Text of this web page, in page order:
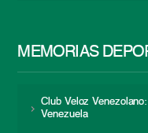
MEMORIAS
Club Veloz
Venezuela